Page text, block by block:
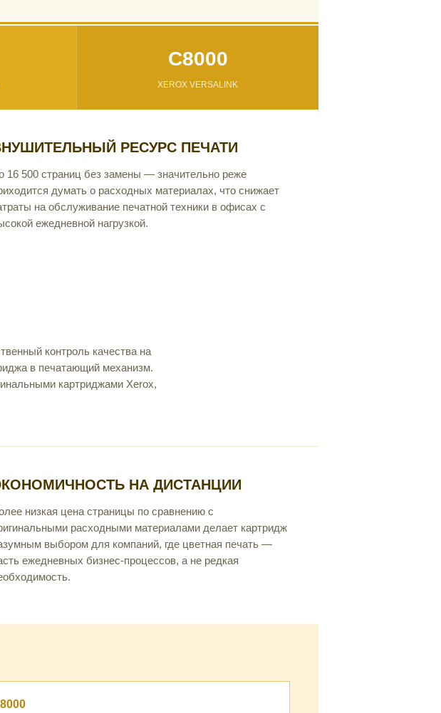
C8000
XEROX VERSALINK
РЕСУРС ПЕЧАТИ
16 500 страниц без замены — значительно реже
думать о расходных материалах, что снижает
на обслуживание печатной техники в офисах с
ежедневной нагрузкой.
контроль качества на
в печатающий механизм.
картриджами Xerox,
НА ДИСТАНЦИИ
низкая цена страницы по сравнению с
расходными материалами делает картридж
выбором для компаний, где цветная печать —
ежедневных бизнес-процессов, а не редкая